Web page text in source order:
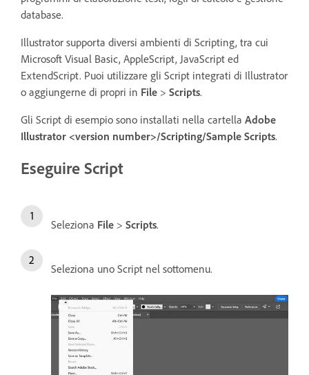
database.
Illustrator supporta diversi ambienti di Scripting, tra cui
Microsoft Visual Basic, AppleScript, JavaScript ed
ExtendScript. Puoi utilizzare gli Script integrati di Illustrator
o aggiungerne di propri in File > Scripts.
Gli Script di esempio sono installati nella cartella Adobe
Illustrator <version number>/Scripting/Sample Scripts.
Eseguire Script
Seleziona File > Scripts.
Seleziona uno Script nel sottomenu.